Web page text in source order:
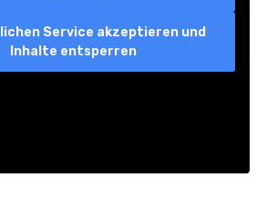
Service akzeptieren und
Inhalte entsperren